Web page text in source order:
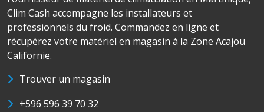
Clim Cash accompagne les installateurs et
professionnels du froid. Commandez en ligne et
récupérez votre matériel en magasin à la Zone Acajou
Californie.
Trouver un magasin
+596 596 39 70 32